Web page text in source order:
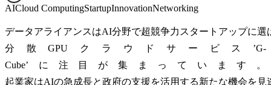
AICloud ComputingStartupInnovationNetworking
データアライアンスはAI分野で超競争力スタートアップに選
分散GPUクラウドサービス’G-
Cube’に注目が集まっています。
起業家はAIの急成長と政府の支援を活用する新たな機会を見